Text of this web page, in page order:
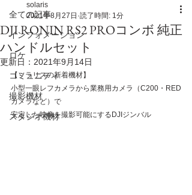
全ての記事
インフォメーション
ロケ
コミュニティ
撮影機材
スタジオ機材
DJI RONIN RS2 PROコンボ 純正
ハンドルセット
solaris
2021年8月27日 読了時間: 1分
更新日： 2021年9月14日
【ソラリスの新着機材】
小型一眼レフカメラから業務用カメラ（C200・RED
カメラなど）で
安定した映像を撮影可能にするDJIジンバル